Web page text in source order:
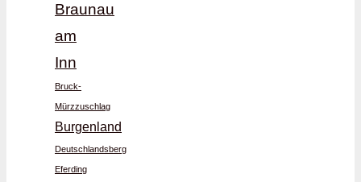
Braunau
am
Inn
Bruck-
Mürzzuschlag
Burgenland
Deutschlandsberg
Eferding